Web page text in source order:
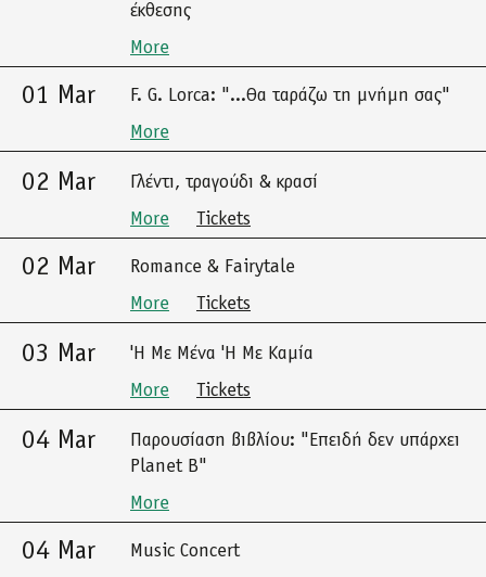
έκθεσης
More
01 Mar
F. G. Lorca: "...Θα ταράζω τη μνήμη σας"
More
02 Mar
Γλέντι, τραγούδι & κρασί
More
Tickets
02 Mar
Romance & Fairytale
More
Tickets
03 Mar
'Η Με Μένα 'Η Με Καμία
More
Tickets
04 Mar
Παρουσίαση βιβλίου: "Επειδή δεν υπάρχει
Planet B"
More
04 Mar
Music Concert